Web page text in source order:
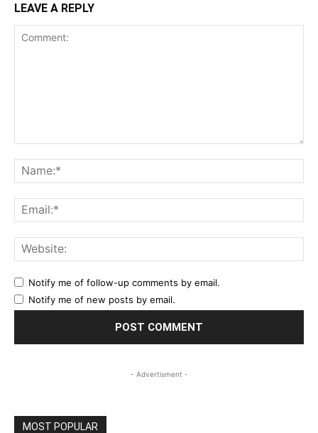
LEAVE A REPLY
Notify me of follow-up comments by email.
Notify me of new posts by email.
- Advertisment -
MOST POPULAR